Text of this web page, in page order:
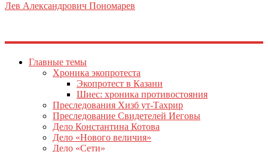
Лев Александрович Пономарев
Главные темы
Хроника экопротеста
Экопротест в Казани
Шиес: хроника противостояния
Преследования Хизб ут-Тахрир
Преследование Свидетелей Иеговы
Дело Константина Котова
Дело «Нового величия»
Дело «Сети»